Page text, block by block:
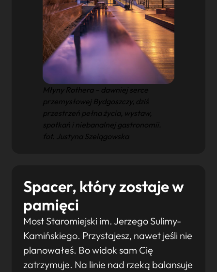
Młyny Rothera – dawniej serce
przemysłowej Bydgoszczy, dziś
przestrzeń pełna życia, wystaw,
spotkań i niebanalnej gastronomii.
fot. Justyna Szelągowska
Spacer, który zostaje w
pamięci
Most Staromiejski im. Jerzego Sulimy-
Kamińskiego. Przystajesz, nawet jeśli nie
planowałeś. Bo widok sam Cię
zatrzymuje. Na linie nad rzeką balansuje